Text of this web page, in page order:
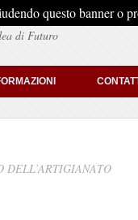
di Futuro
DELL’ARTIGIANATO
questo banner o